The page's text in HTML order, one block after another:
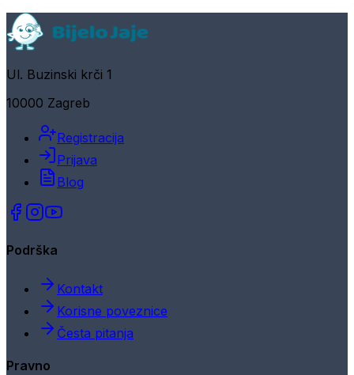
Ul. Buzinski krči 1
10000 Zagreb
Registracija
Prijava
Blog
Podrška
Kontakt
Korisne poveznice
Česta pitanja
Pravno